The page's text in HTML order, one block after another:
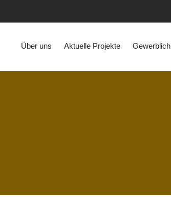
Über uns Aktuelle Projekte Gewerblich